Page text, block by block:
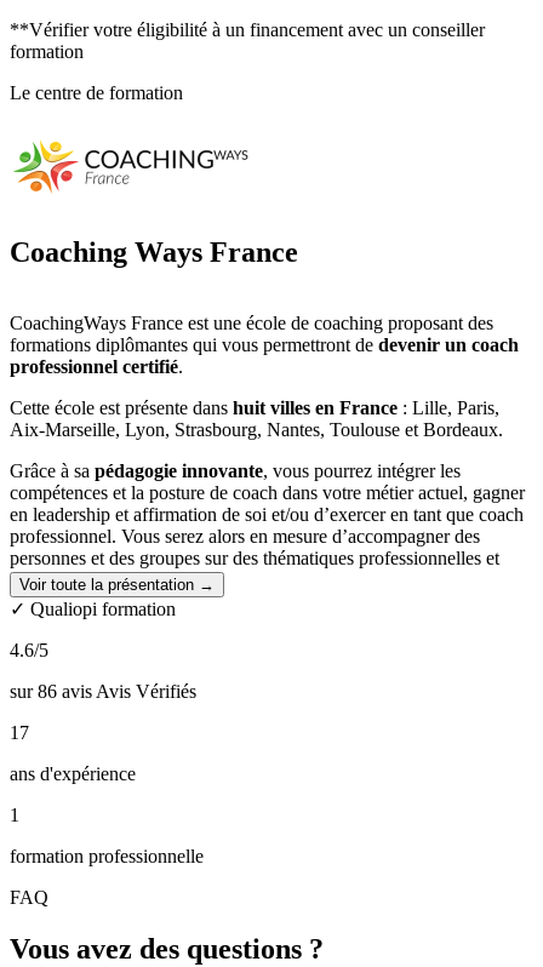
**Vérifier votre éligibilité à un financement avec un conseiller
formation
Le centre de formation
Coaching Ways France
CoachingWays France est une école de coaching proposant des
formations diplômantes qui vous permettront de devenir un coach
professionnel certifié.
Cette école est présente dans huit villes en France : Lille, Paris,
Aix-Marseille, Lyon, Strasbourg, Nantes, Toulouse et Bordeaux.
Grâce à sa pédagogie innovante, vous pourrez intégrer les
compétences et la posture de coach dans votre métier actuel, gagner
en leadership et affirmation de soi et/ou d’exercer en tant que coach
professionnel. Vous serez alors en mesure d’accompagner des
personnes et des groupes sur des thématiques professionnelles et
personnelles aussi bien auprès d’entreprises, d’administrations, de
particuliers, d’écoles ou encore d’association.
Financements possibles (Opco, Pôle emploi,…)
Voir toute la présentation →
✓ Qualiopi formation
4.6/5
sur 86 avis Avis Vérifiés
17
ans d'expérience
1
formation professionnelle
FAQ
Vous avez des questions ?